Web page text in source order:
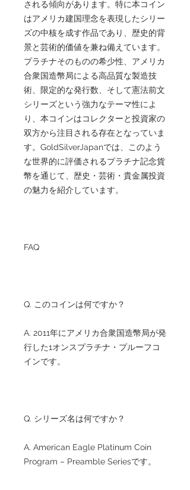
される傾向があります。特に本コイン
はアメリカ建国理念を表現したシリー
ズの中核を成す作品であり、歴史的背
景と芸術的価値を兼ね備えています。
プラチナそのものの希少性、アメリカ
合衆国造幣局による高品質な製造技
術、限定的な発行数、そして憲法前文
シリーズという強力なテーマ性によ
り、本コインはコレクターと投資家の
双方から注目される存在となっていま
す。GoldSilverJapanでは、このよう
な世界的に評価されるプラチナ記念貨
幣を通じて、歴史・芸術・貴金属投資
の魅力を紹介しています。
FAQ
Q. このコインは何ですか？
A. 2011年にアメリカ合衆国造幣局が発
行した1オンスプラチナ・プルーフコ
インです。
Q. シリーズ名は何ですか？
A. American Eagle Platinum Coin
Program – Preamble Seriesです。